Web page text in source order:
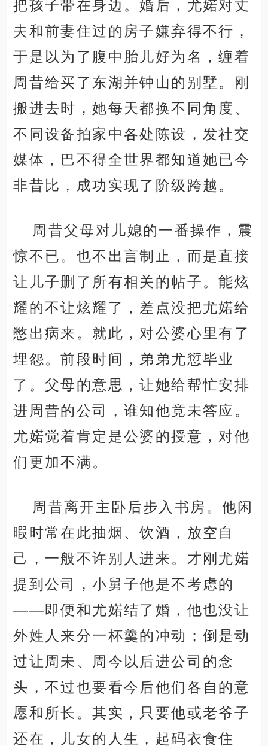
把孩子带在身边。婚后，尤婼对丈
夫和前妻住过的房子嫌弃得不行，
于是以为了腹中胎儿好为名，缠着
周昔给买了东湖并钟山的别墅。刚
搬进去时，她每天都换不同角度、
不同设备拍家中各处陈设，发社交
媒体，巴不得全世界都知道她已今
非昔比，成功实现了阶级跨越。
周昔父母对儿媳的一番操作，震
惊不已。也不出言制止，而是直接
让儿子删了所有相关的帖子。能炫
耀的不让炫耀了，差点没把尤婼给
憋出病来。就此，对公婆心里有了
埋怨。前段时间，弟弟尤愆毕业
了。父母的意思，让她给帮忙安排
进周昔的公司，谁知他竟未答应。
尤婼觉着肯定是公婆的授意，对他
们更加不满。
周昔离开主卧后步入书房。他闲
暇时常在此抽烟、饮酒，放空自
己，一般不许别人进来。才刚尤婼
提到公司，小舅子他是不考虑的
——即便和尤婼结了婚，他也没让
外姓人来分一杯羹的冲动；倒是动
过让周未、周今以后进公司的念
头，不过也要看今后他们各自的意
愿和所长。其实，只要他或老爷子
还在，儿女的人生，起码衣食住